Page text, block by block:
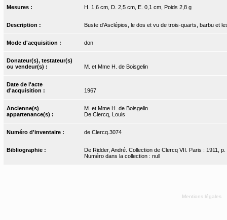
Mesures : H. 1,6 cm, D. 2,5 cm, E. 0,1 cm, Poids 2,8 g
Description : Buste d'Asclépios, le dos et vu de trois-quarts, barbu et
Mode d'acquisition : don
Donateur(s), testateur(s)
ou vendeur(s) :
M. et Mme H. de Boisgelin
Date de l'acte
d'acquisition :
1967
Ancienne(s)
appartenance(s) :
M. et Mme H. de Boisgelin
De Clercq, Louis
Numéro d'inventaire : de Clercq.3074
Bibliographie :
De Ridder, André. Collection de Clercq VII. Paris : 1911, p.
Numéro dans la collection : null
Mentions légales